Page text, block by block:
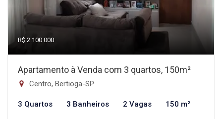
R$ 2.100.000
Apartamento à Venda com 3 quartos, 150m²
Centro, Bertioga-SP
3 Quartos 3 Banheiros 2 Vagas 150 m²